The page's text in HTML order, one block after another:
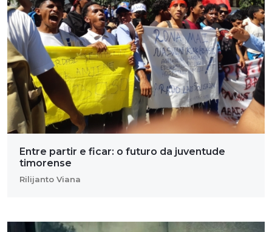
Entre partir e ficar: o futuro da juventude
timorense
Rilijanto Viana